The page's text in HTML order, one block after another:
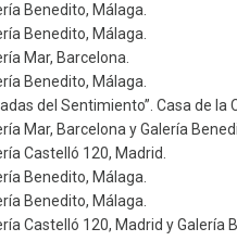
Benedito, Málaga.
Benedito, Málaga.
Mar, Barcelona.
Benedito, Málaga.
del Sentimiento”. Casa de la
Mar, Barcelona y Galería
Castelló 120, Madrid.
Benedito, Málaga.
Benedito, Málaga.
Castelló 120, Madrid y Galería